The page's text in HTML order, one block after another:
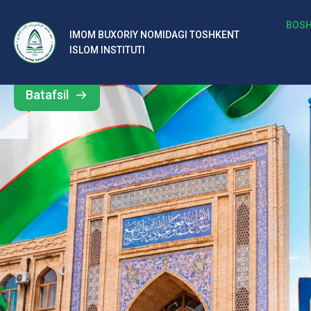
IMOM BUXORIY NOMIDAGI TOSHKENT
ISLOM INSTITUTI
b
al
ar
o‘
rt
a
si
d
Barcha
yangiliklar
Batafsil